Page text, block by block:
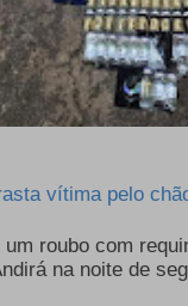
vítima pelo
roubo com
na noite de